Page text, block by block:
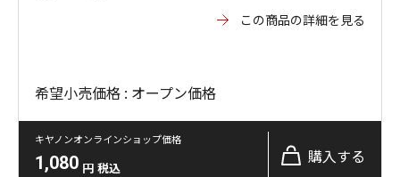
この商品の詳細を見る
希望小売価格 : オープン価格
キヤノンオンラインショップ価格
1,080 円 税込
購入する